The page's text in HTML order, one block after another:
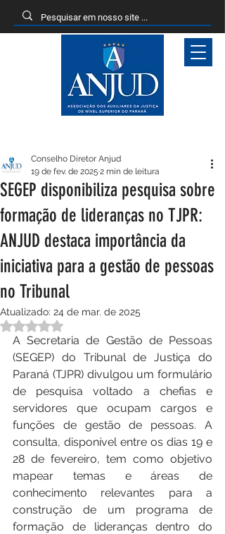
SEGEP disponibiliza pesquisa sobre
formação de lideranças no TJPR:
ANJUD destaca importância da
iniciativa para a gestão de pessoas
no Tribunal
Conselho Diretor Anjud
19 de fev. de 2025 2 min de leitura
Atualizado: 24 de mar. de 2025
Avaliado com NaN de 5 estrelas.
A Secretaria de Gestão de Pessoas
(SEGEP) do Tribunal de Justiça do
Paraná (TJPR) divulgou um formulário
de pesquisa voltado a chefias e
servidores que ocupam cargos e
funções de gestão de pessoas. A
consulta, disponível entre os dias 19 e
28 de fevereiro, tem como objetivo
mapear temas e áreas de
conhecimento relevantes para a
construção de um programa de
formação de lideranças dentro do